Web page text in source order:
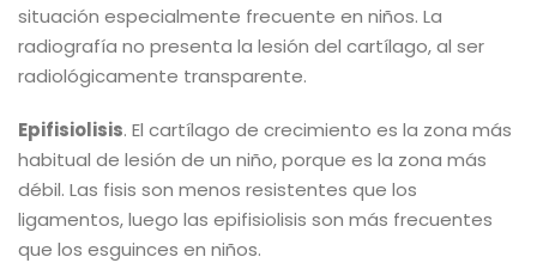
situación especialmente frecuente en niños. La
radiografía no presenta la lesión del cartílago, al ser
radiológicamente transparente.
Epifisiolisis. El cartílago de crecimiento es la zona más
habitual de lesión de un niño, porque es la zona más
débil. Las fisis son menos resistentes que los
ligamentos, luego las epifisiolisis son más frecuentes
que los esguinces en niños.